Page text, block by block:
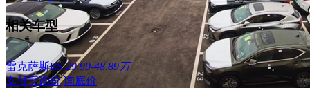
相关车型
雷克萨斯ES 29.99-48.89万
支付宝询价 询底价